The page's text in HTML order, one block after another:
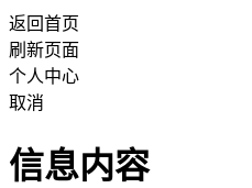
返回首页
刷新页面
个人中心
取消
信息内容